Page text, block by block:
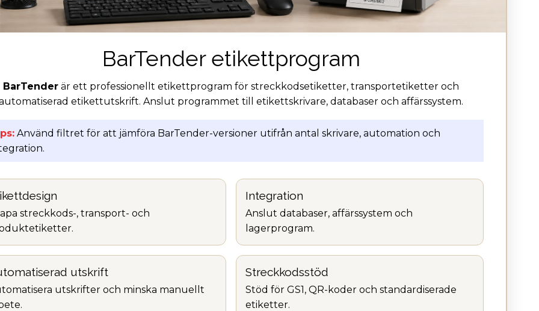
BarTender etikettprogram
BarTender är ett professionellt etikettprogram för streckkodsetiketter, transportetiketter och
etikettutskrift. Anslut programmet till etikettskrivare, databaser och affärssystem.
Använd filtret för att jämföra BarTender-versioner utifrån antal skrivare, automation och
streckkods-, transport- och
Integration
Anslut databaser, affärssystem och
lagerprogram.
utskrift
utskrifter och minska manuellt
Streckkodsstöd
Stöd för GS1, QR-koder och standardiserade
etiketter.